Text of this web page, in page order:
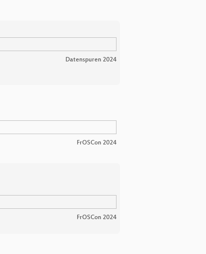
Datenspuren 2024
FrOSCon 2024
FrOSCon 2024